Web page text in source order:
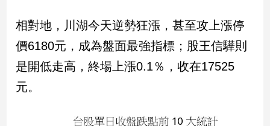
社
地
方
新
冠
相對地，川湖今天逆勢狂漲，甚至攻上漲停
價6180元，成為盤面最強指標；股王信驊則
是開低走高，終場上漲0.1％，收在17525
元。